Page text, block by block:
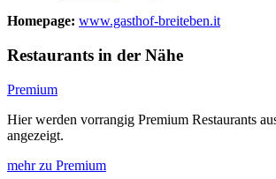
Homepage: www.gasthof-breiteben.it
Restaurants in der Nähe
Premium
Hier werden vorrangig Premium Restaurants
angezeigt.
mehr zu Premium